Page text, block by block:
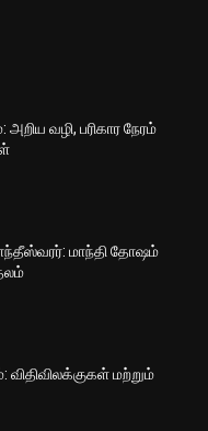
வழி, பரிகார நேரம்
மாந்தி தோஷம்
மற்றும்